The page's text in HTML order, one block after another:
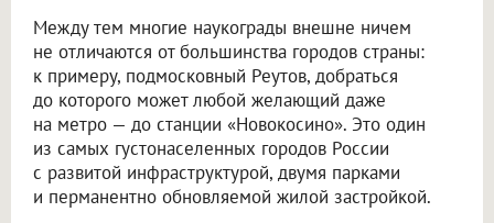
Между тем многие наукограды внешне ничем
не отличаются от большинства городов страны:
к примеру, подмосковный Реутов, добраться
до которого может любой желающий даже
на метро — до станции «Новокосино». Это один
из самых густонаселенных городов России
с развитой инфраструктурой, двумя парками
и перманентно обновляемой жилой застройкой.